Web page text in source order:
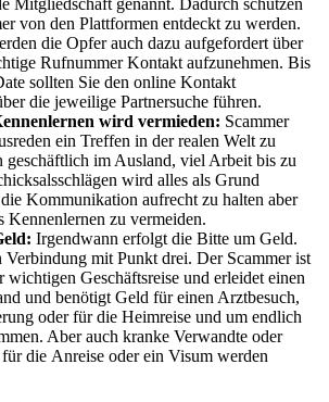
Mitgliedschaft genannt. Dadurch schützen
von den Plattformen entdeckt zu werden.
die Opfer auch dazu aufgefordert über
Rufnummer Kontakt aufzunehmen. Bis
sollten Sie den online Kontakt
die jeweilige Partnersuche führen.
wird vermieden: Scammer
ein Treffen in der realen Welt zu
geschäftlich im Ausland, viel Arbeit bis zu
wird alles als Grund
Kommunikation aufrecht zu halten aber
Kennenlernen zu vermeiden.
: Irgendwann erfolgt die Bitte um Geld.
Verbindung mit Punkt drei. Der Scammer ist
wichtigen Geschäftsreise und erleidet einen
und benötigt Geld für einen Arztbesuch,
oder für die Heimreise und um endlich
Aber auch kranke Verwandte oder
die Anreise oder ein Visum werden